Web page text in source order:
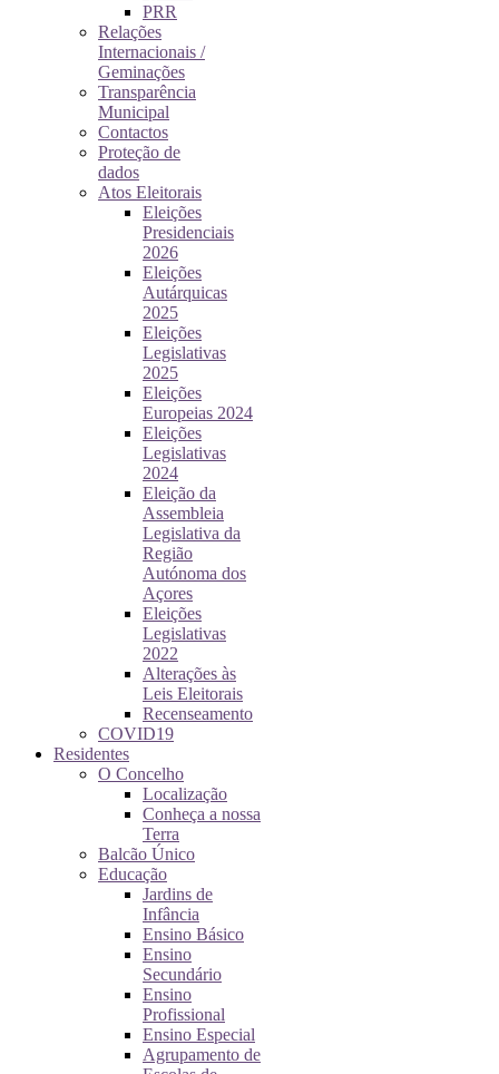
PRR
Relações
Internacionais /
Geminações
Transparência
Municipal
Contactos
Proteção de
dados
Atos Eleitorais
Eleições
Presidenciais
2026
Eleições
Autárquicas
2025
Eleições
Legislativas
2025
Eleições
Europeias 2024
Eleições
Legislativas
2024
Eleição da
Assembleia
Legislativa da
Região
Autónoma dos
Açores
Eleições
Legislativas
2022
Alterações às
Leis Eleitorais
Recenseamento
COVID19
Residentes
O Concelho
Localização
Conheça a nossa
Terra
Balcão Único
Educação
Jardins de
Infância
Ensino Básico
Ensino
Secundário
Ensino
Profissional
Ensino Especial
Agrupamento de